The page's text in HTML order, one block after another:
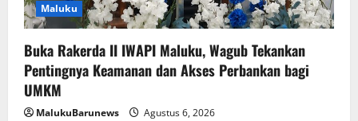
Maluku
Buka Rakerda II IWAPI Maluku, Wagub Tekankan
Pentingnya Keamanan dan Akses Perbankan bagi
UMKM
MalukuBarunews Agustus 6, 2026